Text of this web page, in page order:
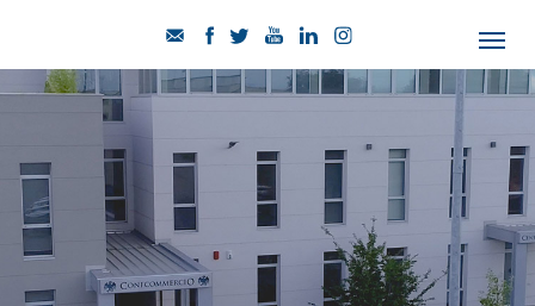
CHI SIAMO
SERVIZI
CATEGORIE
DELEGAZIONI